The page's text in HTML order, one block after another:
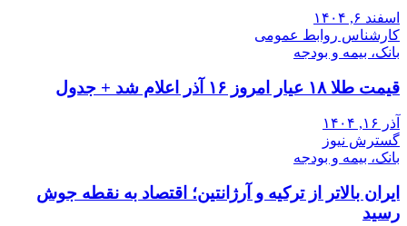
اسفند ۶, ۱۴۰۴
کارشناس روابط عمومی
بانک، بیمه و بودجه
قیمت طلا ۱۸ عیار امروز ۱۶ آذر اعلام شد + جدول
آذر ۱۶, ۱۴۰۴
گسترش نیوز
بانک، بیمه و بودجه
ایران بالاتر از ترکیه و آرژانتین؛ اقتصاد به نقطه جوش
رسید